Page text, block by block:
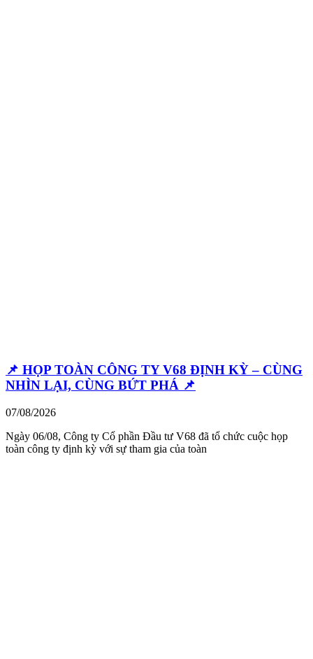
📌 HỌP TOÀN CÔNG TY V68 ĐỊNH KỲ – CÙNG
NHÌN LẠI, CÙNG BỨT PHÁ 📌
07/08/2026
Ngày 06/08, Công ty Cổ phần Đầu tư V68 đã tổ chức cuộc họp
toàn công ty định kỳ với sự tham gia của toàn